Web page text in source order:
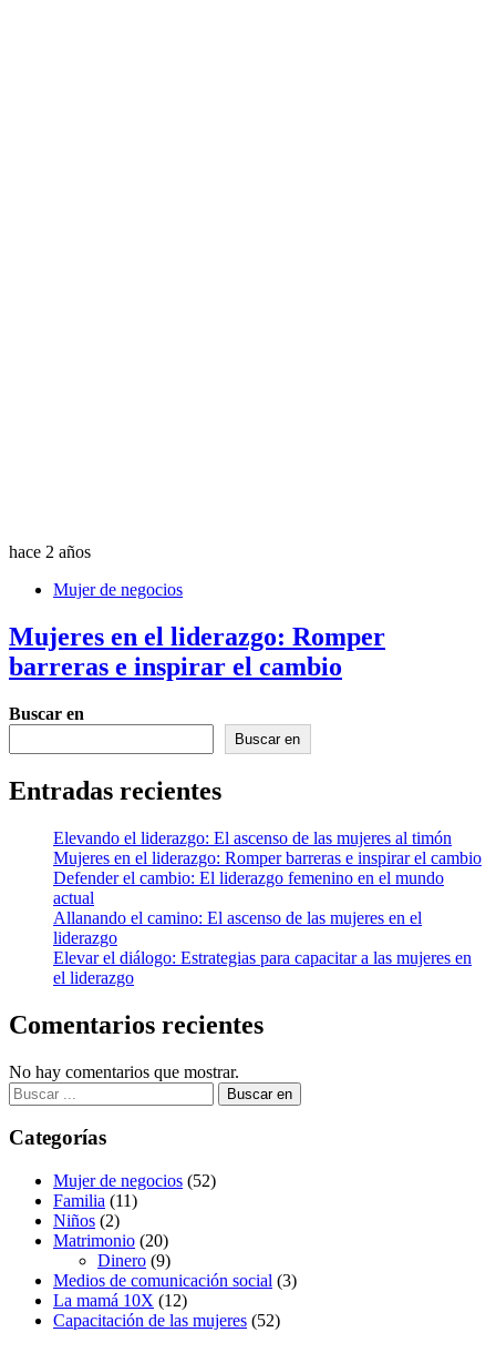
hace 2 años
Mujer de negocios
Mujeres en el liderazgo: Romper
barreras e inspirar el cambio
Buscar en
Buscar en
Entradas recientes
Elevando el liderazgo: El ascenso de las mujeres al timón
Mujeres en el liderazgo: Romper barreras e inspirar el cambio
Defender el cambio: El liderazgo femenino en el mundo
actual
Allanando el camino: El ascenso de las mujeres en el
liderazgo
Elevar el diálogo: Estrategias para capacitar a las mujeres en
el liderazgo
Comentarios recientes
No hay comentarios que mostrar.
Buscar:
Categorías
Mujer de negocios (52)
Familia (11)
Niños (2)
Matrimonio (20)
Dinero (9)
Medios de comunicación social (3)
La mamá 10X (12)
Capacitación de las mujeres (52)